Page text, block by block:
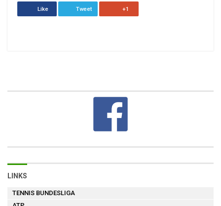
Like Tweet +1
LINKS
TENNIS BUNDESLIGA